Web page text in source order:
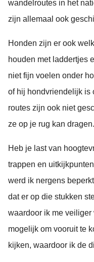
wandelroutes in het
zijn allemaal ook
Honden zijn er ook
houden met laddertjes
niet fijn voelen onder
of hij hondvriendelijk is
routes zijn ook niet
ze op je rug kan dragen.
Heb je last van
trappen en
werd ik nergens
dat er op die stukken
waardoor ik me
mogelijk om vooruit te
kijken, waardoor ik de